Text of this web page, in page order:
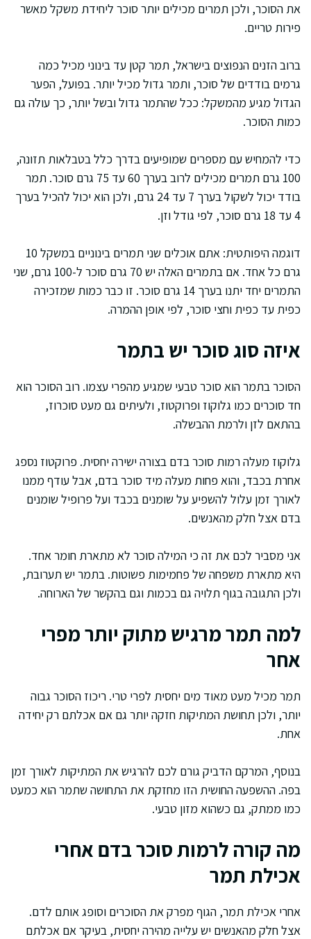
את הסוכר, ולכן תמרים מכילים יותר סוכר ליחידת משקל מאשר
פירות טריים.
ברוב הזנים הנפוצים בישראל, תמר קטן עד בינוני מכיל כמה
גרמים בודדים של סוכר, ותמר גדול מכיל יותר. בפועל, הפער
הגדול מגיע מהמשקל: ככל שהתמר גדול ובשל יותר, כך עולה גם
כמות הסוכר.
כדי להמחיש עם מספרים שמופיעים בדרך כלל בטבלאות תזונה,
100 גרם תמרים מכילים לרוב בערך 60 עד 75 גרם סוכר. תמר
בודד יכול לשקול בערך 7 עד 24 גרם, ולכן הוא יכול להכיל בערך
4 עד 18 גרם סוכר, לפי גודל וזן.
דוגמה היפותטית: אתם אוכלים שני תמרים בינוניים במשקל 10
גרם כל אחד. אם בתמרים האלה יש 70 גרם סוכר ל-100 גרם, שני
התמרים יחד יתנו בערך 14 גרם סוכר. זו כבר כמות שמזכירה
כפית עד כפית וחצי סוכר, לפי אופן ההמרה.
איזה סוג סוכר יש בתמר
הסוכר בתמר הוא סוכר טבעי שמגיע מהפרי עצמו. רוב הסוכר הוא
חד סוכרים כמו גלוקוז ופרוקטוז, ולעיתים גם מעט סוכרוז,
בהתאם לזן ולרמת ההבשלה.
גלוקוז מעלה רמות סוכר בדם בצורה ישירה יחסית. פרוקטוז נספג
אחרת בכבד, והוא פחות מעלה מיד סוכר בדם, אבל עודף ממנו
לאורך זמן עלול להשפיע על שומנים בכבד ועל פרופיל שומנים
בדם אצל חלק מהאנשים.
אני מסביר לכם את זה כי המילה סוכר לא מתארת חומר אחד.
היא מתארת משפחה של פחמימות פשוטות. בתמר יש תערובת,
ולכן התגובה בגוף תלויה גם בכמות וגם בהקשר של הארוחה.
למה תמר מרגיש מתוק יותר מפרי
אחר
תמר מכיל מעט מאוד מים יחסית לפרי טרי. ריכוז הסוכר גבוה
יותר, ולכן תחושת המתיקות חזקה יותר גם אם אכלתם רק יחידה
אחת.
בנוסף, המרקם הדביק גורם לכם להרגיש את המתיקות לאורך זמן
בפה. ההשפעה החושית הזו מחזקת את התחושה שתמר הוא כמעט
כמו ממתק, גם כשהוא מזון טבעי.
מה קורה לרמות סוכר בדם אחרי
אכילת תמר
אחרי אכילת תמר, הגוף מפרק את הסוכרים וסופג אותם לדם.
אצל חלק מהאנשים יש עלייה מהירה יחסית, בעיקר אם אכלתם